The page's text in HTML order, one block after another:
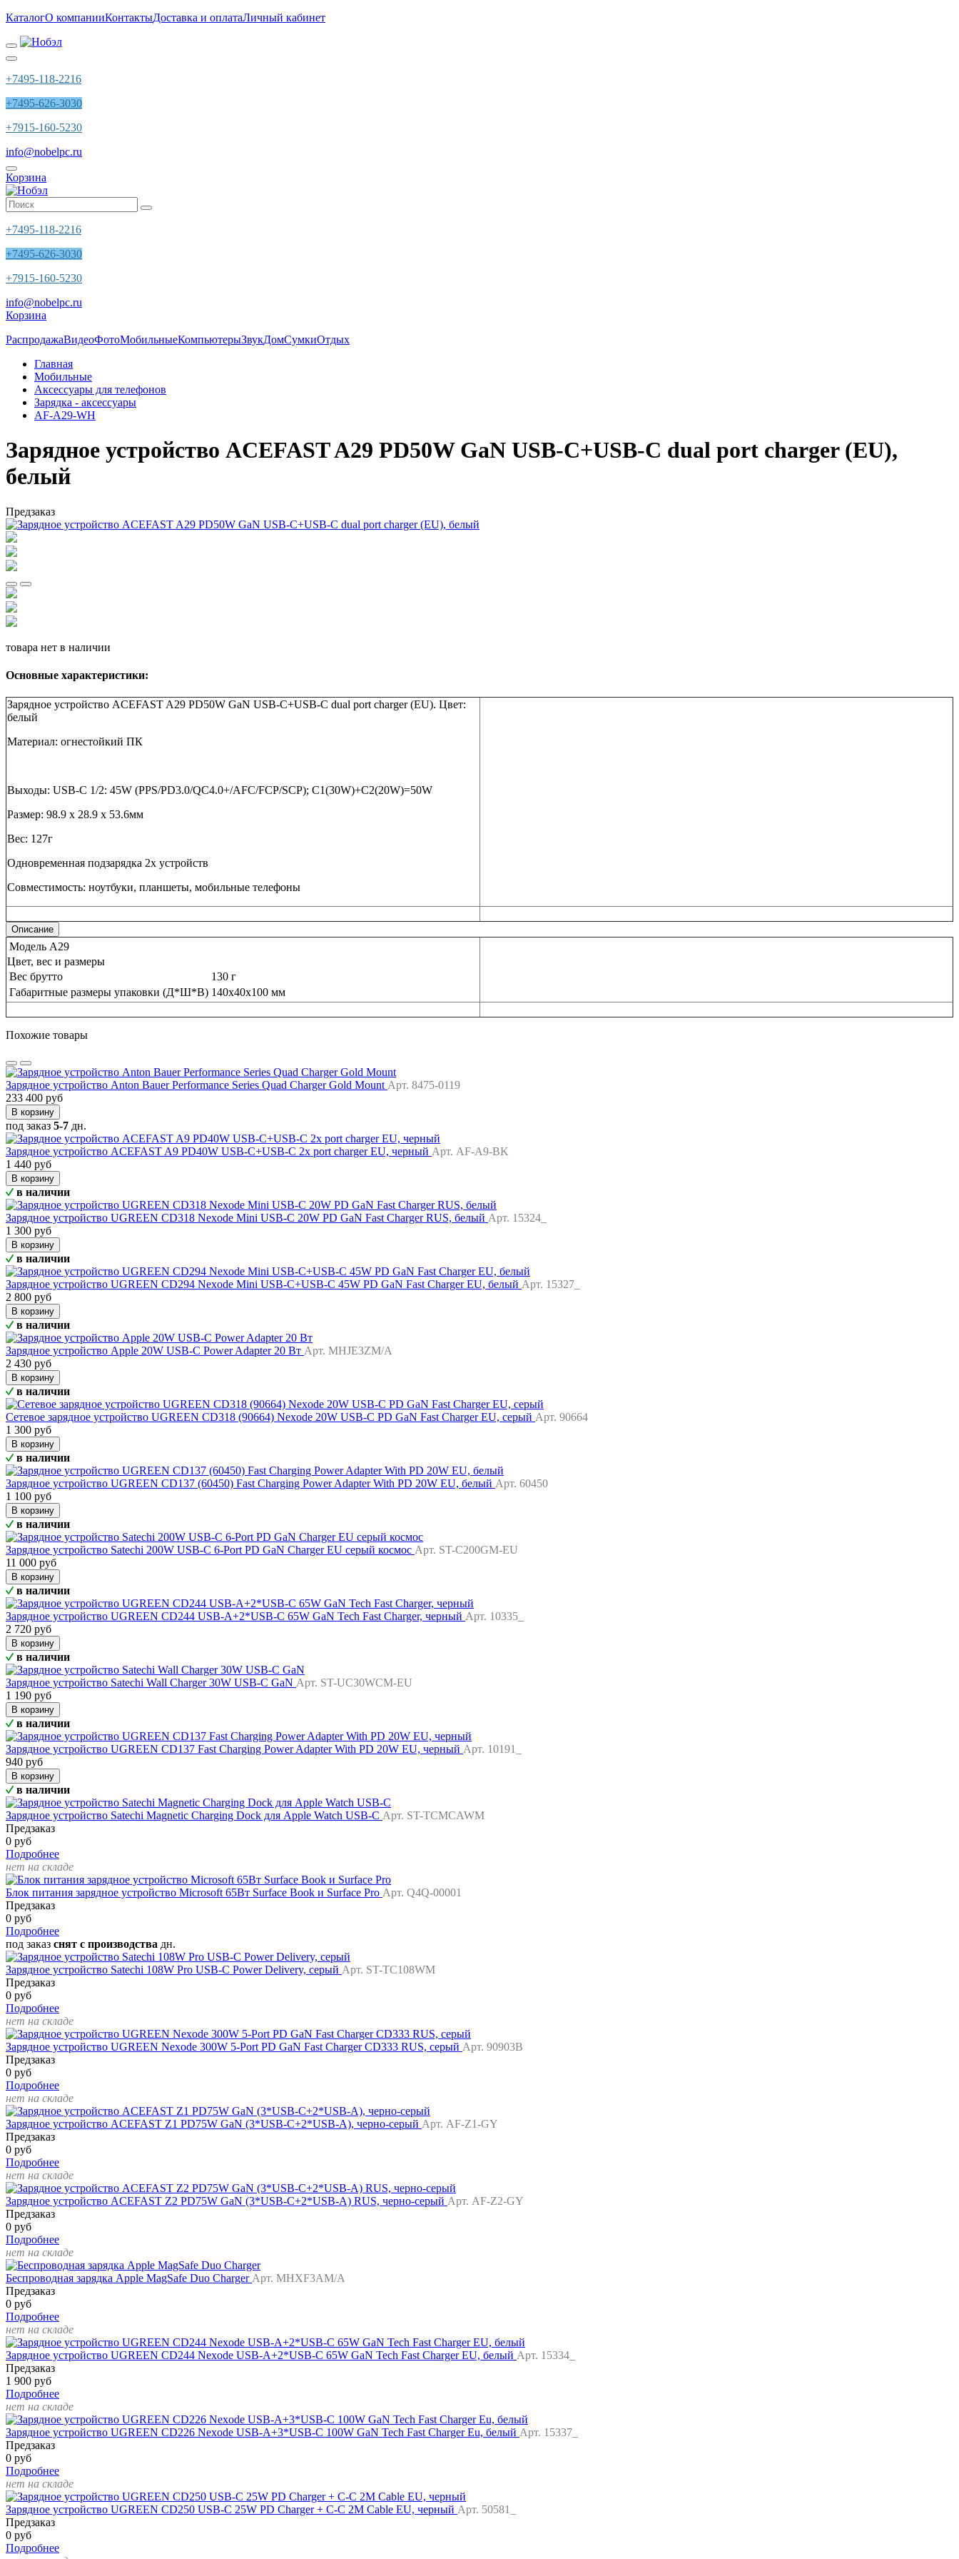
КаталогО компанииКонтактыДоставка и оплатаЛичный кабинет
+7495-118-2216
+7495-626-3030
+7915-160-5230
info@nobelpc.ru
Корзина
+7495-118-2216
+7495-626-3030
+7915-160-5230
info@nobelpc.ru
Корзина
РаспродажаВидеоФотоМобильныеКомпьютерыЗвукДомСумкиОтдых
Главная
Мобильные
Аксессуары для телефонов
Зарядка - аксессуары
AF-A29-WH
Зарядное устройство ACEFAST A29 PD50W GaN USB-C+USB-C dual port charger (EU),
белый
Предзаказ
товара нет в наличии
Основные характеристики:
Зарядное устройство ACEFAST A29 PD50W GaN USB-C+USB-C dual port charger (EU). Цвет:
белый
Материал: огнестойкий ПК
Выходы: USB-C 1/2: 45W (PPS/PD3.0/QC4.0+/AFC/FCP/SCP); C1(30W)+C2(20W)=50W
Размер: 98.9 х 28.9 х 53.6мм
Вес: 127г
Одновременная подзарядка 2х устройств
Совместимость: ноутбуки, планшеты, мобильные телефоны
Описание
Модель A29
Цвет, вес и размеры
Вес брутто
130 г
Габаритные размеры упаковки (Д*Ш*В) 140х40х100 мм
Похожие товары
Зарядное устройство Anton Bauer Performance Series Quad Charger Gold MountАрт. 8475-0119
233 400 руб
В корзину
под заказ 5-7 дн.
Зарядное устройство ACEFAST A9 PD40W USB-C+USB-C 2x port charger EU, черный Арт. AF-A9-BK
1 440 руб
В корзину
в наличии
Зарядное устройство UGREEN CD318 Nexode Mini USB-C 20W PD GaN Fast Charger RUS, белый Арт. 15324_
1 300 руб
В корзину
в наличии
Зарядное устройство UGREEN CD294 Nexode Mini USB-C+USB-C 45W PD GaN Fast Charger EU, белый Арт. 15327_
2 800 руб
В корзину
в наличии
Зарядное устройство Apple 20W USB-C Power Adapter 20 Вт Арт. MHJE3ZM/A
2 430 руб
В корзину
в наличии
Сетевое зарядное устройство UGREEN CD318 (90664) Nexode 20W USB-C PD GaN Fast Charger EU, серый Арт. 90664
1 300 руб
В корзину
в наличии
Зарядное устройство UGREEN CD137 (60450) Fast Charging Power Adapter With PD 20W EU, белый Арт. 60450
1 100 руб
В корзину
в наличии
Зарядное устройство Satechi 200W USB-C 6-Port PD GaN Charger EU серый космос Арт. ST-C200GM-EU
11 000 руб
В корзину
в наличии
Зарядное устройство UGREEN CD244 USB-A+2*USB-C 65W GaN Tech Fast Charger, черный Арт. 10335_
2 720 руб
В корзину
в наличии
Зарядное устройство Satechi Wall Charger 30W USB-C GaN Арт. ST-UC30WCM-EU
1 190 руб
В корзину
в наличии
Зарядное устройство UGREEN CD137 Fast Charging Power Adapter With PD 20W EU, черный Арт. 10191_
940 руб
В корзину
в наличии
Зарядное устройство Satechi Magnetic Charging Dock для Apple Watch USB-C Арт. ST-TCMCAWM
Предзаказ
0 руб
Подробнее
нет на складе
Блок питания зарядное устройство Microsoft 65Вт Surface Book и Surface Pro Арт. Q4Q-00001
Предзаказ
0 руб
Подробнее
под заказ снят с производства дн.
Зарядное устройство Satechi 108W Pro USB-C Power Delivery, серый Арт. ST-TC108WM
Предзаказ
0 руб
Подробнее
нет на складе
Зарядное устройство UGREEN Nexode 300W 5-Port PD GaN Fast Charger CD333 RUS, серый Арт. 90903B
Предзаказ
0 руб
Подробнее
нет на складе
Зарядное устройство ACEFAST Z1 PD75W GaN (3*USB-C+2*USB-A), черно-серый Арт. AF-Z1-GY
Предзаказ
0 руб
Подробнее
нет на складе
Зарядное устройство ACEFAST Z2 PD75W GaN (3*USB-C+2*USB-A) RUS, черно-серый Арт. AF-Z2-GY
Предзаказ
0 руб
Подробнее
нет на складе
Беспроводная зарядка Apple MagSafe Duo ChargerАрт. MHXF3AM/A
Предзаказ
0 руб
Подробнее
нет на складе
Зарядное устройство UGREEN CD244 Nexode USB-A+2*USB-C 65W GaN Tech Fast Charger EU, белый Арт. 15334_
Предзаказ
1 900 руб
Подробнее
нет на складе
Зарядное устройство UGREEN CD226 Nexode USB-A+3*USB-C 100W GaN Tech Fast Charger Eu, белый Арт. 15337_
Предзаказ
0 руб
Подробнее
нет на складе
Зарядное устройство UGREEN CD250 USB-C 25W PD Charger + C-C 2M Cable EU, черный Арт. 50581_
Предзаказ
0 руб
Подробнее